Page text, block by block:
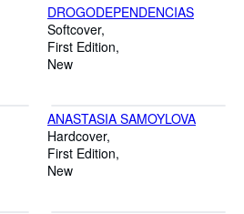
DROGODEPENDENCIAS
Softcover
First Edition
New
ANASTASIA SAMOYLOVA
Hardcover
First Edition
New